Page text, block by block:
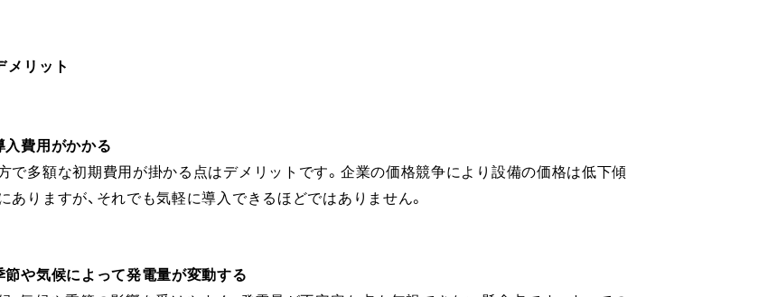
メリット
入費用がかかる
で多額な初期費用が掛かる点はデメリットです。企業の価格競争により設備の価格は低下傾
ありますが、それでも気軽に導入できるほどではありません。
節や気候によって発電量が変動する